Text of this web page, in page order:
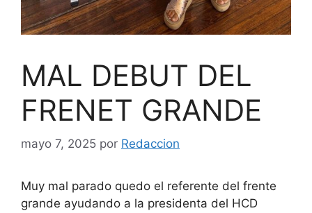
MAL DEBUT DEL
FRENET GRANDE
mayo 7, 2025 por Redaccion
Muy mal parado quedo el referente del frente
grande ayudando a la presidenta del HCD